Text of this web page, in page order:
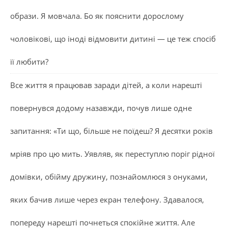
образи. Я мовчала. Бо як пояснити дорослому
чоловікові, що іноді відмовити дитині — це теж спосіб
її любити?
Все життя я працював заради дітей, а коли нарешті
повернувся додому назавжди, почув лише одне
запитання: «Ти що, більше не поїдеш? Я десятки років
мріяв про цю мить. Уявляв, як переступлю поріг рідної
домівки, обійму дружину, познайомлюся з онуками,
яких бачив лише через екран телефону. Здавалося,
попереду нарешті почнеться спокійне життя. Але